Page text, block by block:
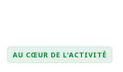
AU CŒUR DE L'ACTIVITÉ